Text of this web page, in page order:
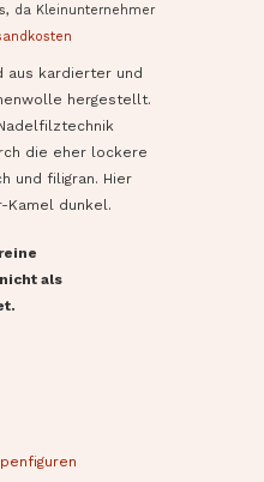
da Kleinunternehmer
aus kardierter und
hergestellt.
die eher lockere
und filigran. Hier
Kamel dunkel.
als